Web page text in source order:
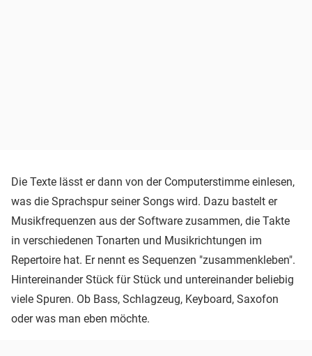
Die Texte lässt er dann von der Computerstimme einlesen,
was die Sprachspur seiner Songs wird. Dazu bastelt er
Musikfrequenzen aus der Software zusammen, die Takte
in verschiedenen Tonarten und Musikrichtungen im
Repertoire hat. Er nennt es Sequenzen "zusammenkleben".
Hintereinander Stück für Stück und untereinander beliebig
viele Spuren. Ob Bass, Schlagzeug, Keyboard, Saxofon
oder was man eben möchte.